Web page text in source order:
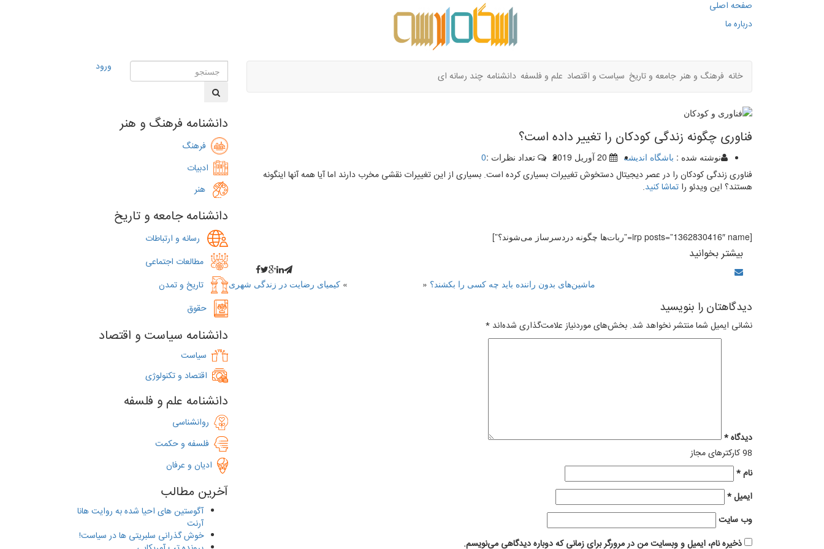
صفحه اصلی
درباره ما
خانه فرهنگ و هنر جامعه و تاریخ سیاست و اقتصاد علم و فلسفه دانشنامه چند رسانه ای
ورود
فناوری چگونه زندگی کودکان را تغییر داده است؟
نوشته شده : باشگاه اندیشه تعداد نظرات :0
فناوری زندگی کودکان را در عصر دیجیتال دستخوش تغییرات بسیاری کرده است. بسیاری از این تغییرات نقشی مخرب دارند اما آیا همه آنها اینگونه
هستند؟ این ویدئو را تماشا کنید.
[irp posts=”1362830416″ name=”ربات‌ها چگونه دردسرساز می‌شوند؟”]
بیشتر بخوانید
» کیمیای رضایت در زندگی شهری ماشین‌های بدون راننده باید چه کسی را بکشند؟ «
دیدگاهتان را بنویسید
نشانی ایمیل شما منتشر نخواهد شد. بخش‌های موردنیاز علامت‌گذاری شده‌اند *
دیدگاه*
98کارکترهای مجاز
نام*
ایمیل*
وب‌ سایت
ذخیره نام، ایمیل و وبسایت من در مرورگر برای زمانی که دوباره دیدگاهی می‌نویسم.
دانشنامه فرهنگ و هنر
فرهنگ
ادبیات
هنر
دانشنامه جامعه و تاریخ
رسانه و ارتباطات
مطالعات اجتماعی
تاریخ و تمدن
حقوق
دانشنامه سیاست و اقتصاد
سیاست
اقتصاد و تکنولوژی
دانشنامه علم و فلسفه
روانشناسی
فلسفه و حکمت
ادیان و عرفان
آخرین مطالب
آگوستین های احیا شده به ‌روایت هانا
آرنت
خوش گذرانی سلبریتی ها در سیاست!